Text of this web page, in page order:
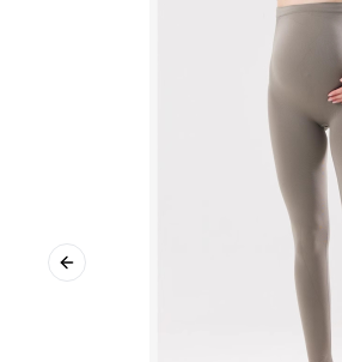
Previous slide